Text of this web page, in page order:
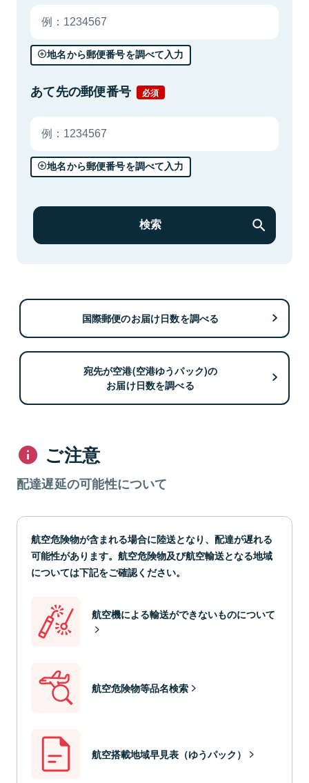
地名から郵便番号を調べて入力
あて先の郵便番号 必須
地名から郵便番号を調べて入力
検索
国際郵便のお届け日数を調べる
宛先が空港(空港ゆうパック)の
お届け日数を調べる
ご注意
配達遅延の可能性について
航空危険物が含まれる場合に陸送となり、配達が遅れる
可能性があります。航空危険物及び航空輸送となる地域
については下記をご確認ください。
航空機による輸送ができないものについて
航空危険物等品名検索
航空搭載地域早見表（ゆうパック）